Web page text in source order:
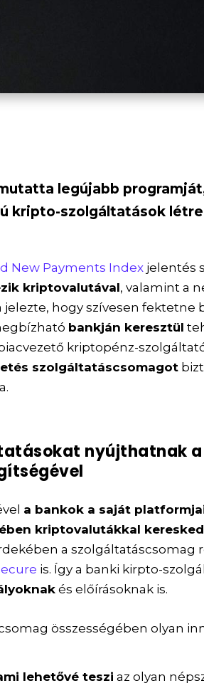
legújabb
kripto-szolgáltatások
New Payments Index jelentés
kriptovalutával, valamint a
jelezte, hogy szívesen fektetne
bankján keresztül
kriptopénz-
szolgáltatáscsomagot
nyújthatnak a
a bankok a saját
kriptovalutákkal
a szolgáltatáscsomag
is. Így a banki kirpto-
és előírásoknak is.
összességében olyan
lehetővé teszi az olyan